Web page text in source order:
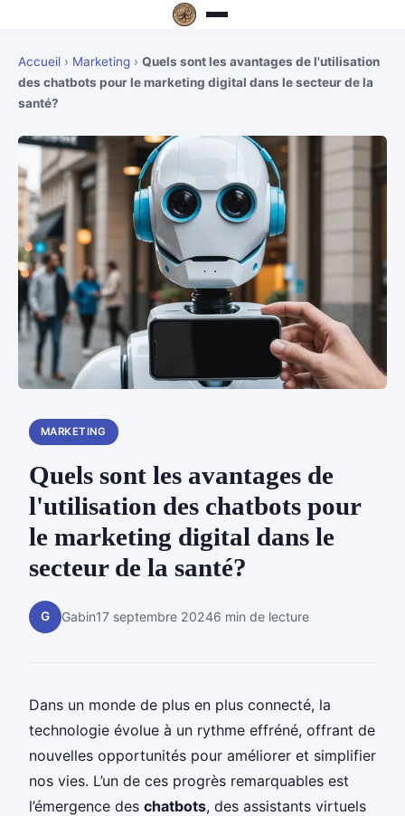
Accueil › Marketing › Quels sont les avantages de l'utilisation
des chatbots pour le marketing digital dans le secteur de la
santé?
MARKETING
Quels sont les avantages de
l'utilisation des chatbots pour
le marketing digital dans le
secteur de la santé?
G Gabin17 septembre 20246 min de lecture
Dans un monde de plus en plus connecté, la
technologie évolue à un rythme effréné, offrant de
nouvelles opportunités pour améliorer et simplifier
nos vies. L’un de ces progrès remarquables est
l’émergence des chatbots, des assistants virtuels